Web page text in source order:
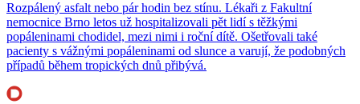
Rozpálený asfalt nebo pár hodin bez stínu. Lékaři z Fakultní
nemocnice Brno letos už hospitalizovali pět lidí s těžkými
popáleninami chodidel, mezi nimi i roční dítě. Ošetřovali také
pacienty s vážnými popáleninami od slunce a varují, že podobných
případů během tropických dnů přibývá.